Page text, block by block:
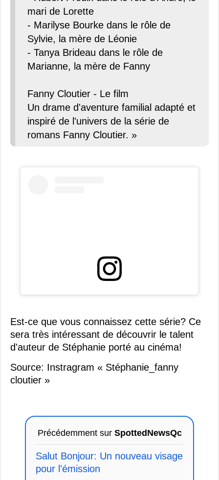
mari de Lorette
- Marilyse Bourke dans le rôle de
Sylvie, la mère de Léonie
- Tanya Brideau dans le rôle de
Marianne, la mère de Fanny
Fanny Cloutier - Le film
Un drame d'aventure familial adapté et
inspiré de l'univers de la série de
romans Fanny Cloutier. »
Est-ce que vous connaissez cette série? Ce
sera très intéressant de découvrir le talent
d'auteur de Stéphanie porté au cinéma!
Source: Instragram « Stéphanie_fanny
cloutier »
Précédemment sur SpottedNewsQc
Salut Bonjour: Un nouveau visage
pour l'émission